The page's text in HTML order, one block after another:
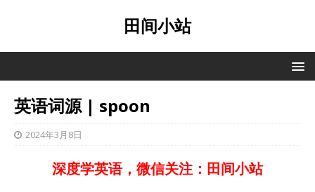
田间小站
英语词源 | spoon
2024年3月8日
深度学英语，微信关注：田间小站